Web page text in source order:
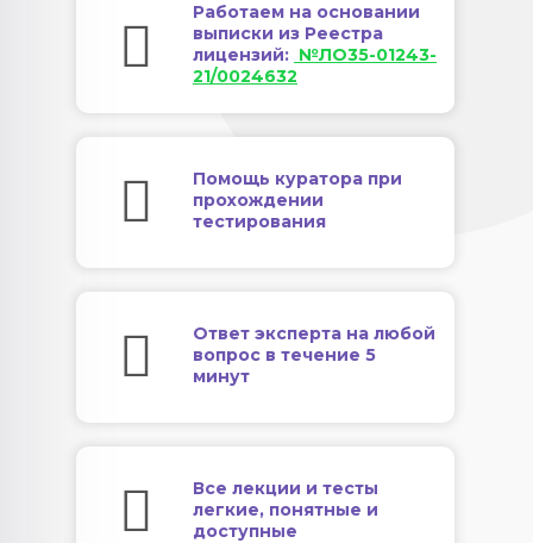
Работаем на основании
выписки из Реестра
лицензий: №ЛО35-01243-
21/0024632
Помощь куратора при
прохождении
тестирования
Ответ эксперта на любой
вопрос в течение 5
минут
Все лекции и тесты
легкие, понятные и
доступные